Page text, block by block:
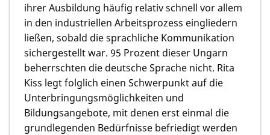
ihrer Ausbildung häufig relativ schnell vor allem
in den industriellen Arbeitsprozess eingliedern
ließen, sobald die sprachliche Kommunikation
sichergestellt war. 95 Prozent dieser Ungarn
beherrschten die deutsche Sprache nicht. Rita
Kiss legt folglich einen Schwerpunkt auf die
Unterbringungsmöglichkeiten und
Bildungsangebote, mit denen erst einmal die
grundlegenden Bedürfnisse befriedigt werden